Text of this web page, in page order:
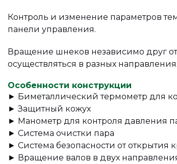
Контроль и изменение параметров
панели управления.
Вращение шнеков независимо друг
осуществляться в разных
Особенности конструкции
► Биметаллический термометр для
► Защитный кожух
► Манометр для контроля давления
► Система очистки пара
► Система безопасности от открытия
► Вращение валов в двух